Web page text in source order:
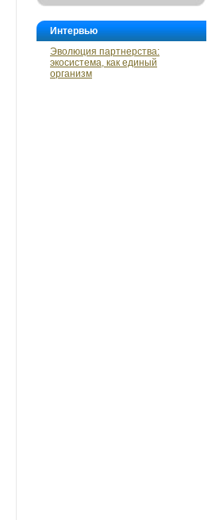
Интервью
Эволюция партнерства:
экосистема, как единый
организм